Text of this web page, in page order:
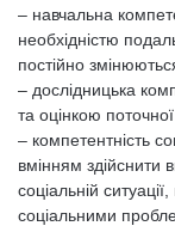
– навчальна
необхідністю
постійно
– дослідницька
та оцінкою поточної
– компетентність
вмінням здійснити
соціальній
соціальними